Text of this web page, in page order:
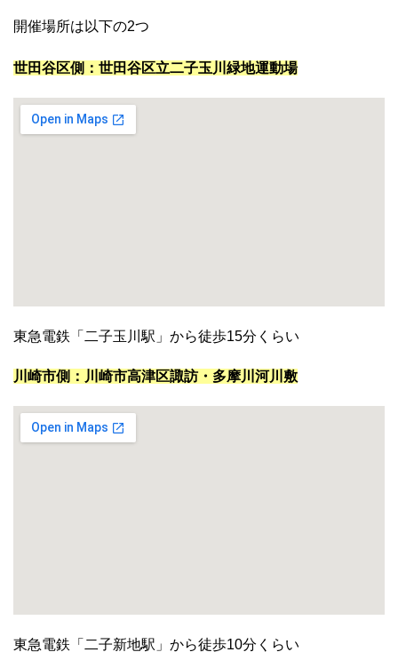
開催場所は以下の2つ
世田谷区側：世田谷区立二子玉川緑地運動場
東急電鉄「二子玉川駅」から徒歩15分くらい
川崎市側：川崎市高津区諏訪・多摩川河川敷
東急電鉄「二子新地駅」から徒歩10分くらい